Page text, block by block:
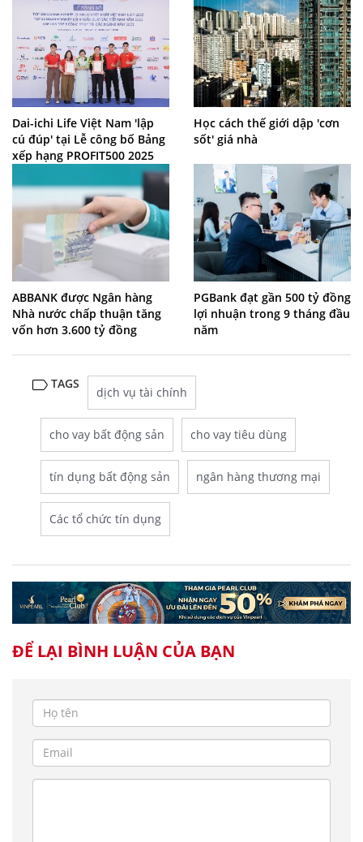
Dai-ichi Life Việt Nam 'lập
cú đúp' tại Lễ công bố Bảng
xếp hạng PROFIT500 2025
Học cách thế giới dập 'cơn
sốt' giá nhà
ABBANK được Ngân hàng
Nhà nước chấp thuận tăng
vốn hơn 3.600 tỷ đồng
PGBank đạt gần 500 tỷ đồng
lợi nhuận trong 9 tháng đầu
năm
TAGS
dịch vụ tài chính
cho vay bất động sản cho vay tiêu dùng
tín dụng bất động sản ngân hàng thương mại
Các tổ chức tín dụng
ĐỂ LẠI BÌNH LUẬN CỦA BẠN